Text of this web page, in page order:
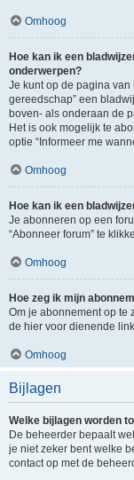
Omhoog
Hoe kan ik een
onderwerpen?
Je kunt op de pagina
gereedschap” een
boven- als onderaan de
Het is ook mogelijk te
optie “Informeer me
Omhoog
Hoe kan ik een
Je abonneren op een
“Abonneer forum” te
Omhoog
Hoe zeg ik mijn
Om je abonnement op te
de hier voor dienende
Omhoog
Bijlagen
Welke bijlagen worden
De beheerder bepaalt
je niet zeker bent welke
contact op met de